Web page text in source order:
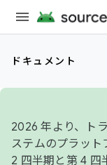
ドキュメント
2026 年より、ト
ステムのプラッ
2 四半期と第 4 四